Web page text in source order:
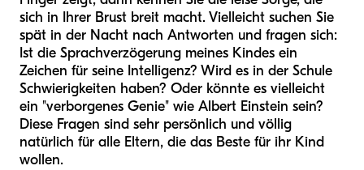
sich in Ihrer Brust breit macht. Vielleicht suchen Sie
spät in der Nacht nach Antworten und fragen sich:
Ist die Sprachverzögerung meines Kindes ein
Zeichen für seine Intelligenz? Wird es in der Schule
Schwierigkeiten haben? Oder könnte es vielleicht
ein "verborgenes Genie" wie Albert Einstein sein?
Diese Fragen sind sehr persönlich und völlig
natürlich für alle Eltern, die das Beste für ihr Kind
wollen.